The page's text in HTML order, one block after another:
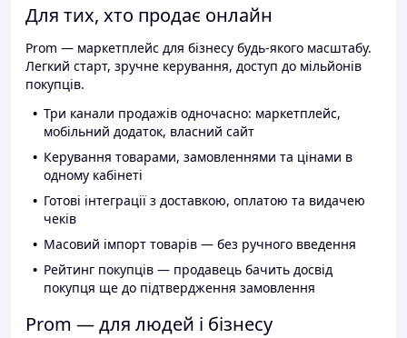
Для тих, хто продає онлайн
Prom — маркетплейс для бізнесу будь-якого масштабу.
Легкий старт, зручне керування, доступ до мільйонів
покупців.
Три канали продажів одночасно: маркетплейс,
мобільний додаток, власний сайт
Керування товарами, замовленнями та цінами в
одному кабінеті
Готові інтеграції з доставкою, оплатою та видачею
чеків
Масовий імпорт товарів — без ручного введення
Рейтинг покупців — продавець бачить досвід
покупця ще до підтвердження замовлення
Prom — для людей і бізнесу